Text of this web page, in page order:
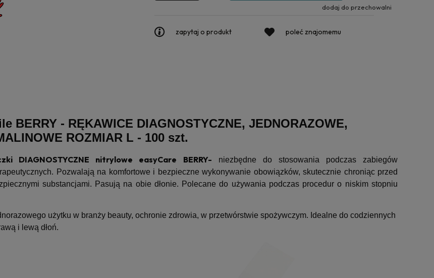
dodaj do przechowalni
zapytaj o produkt poleć znajomemu
BERRY - RĘKAWICE DIAGNOSTYCZNE, JEDNORAZOWE,
ROZMIAR L - 100 szt.
DIAGNOSTYCZNE nitrylowe easyCare BERRY- niezbędne do stosowania podczas zabiegów
Pozwalają na komfortowe i bezpieczne wykonywanie obowiązków, skutecznie chroniąc przed
substancjami. Pasują na obie dłonie. Polecane do używania podczas procedur o niskim stopniu
użytku w branży beauty, ochronie zdrowia, w przetwórstwie spożywczym. Idealne do codziennych
i lewą dłoń.